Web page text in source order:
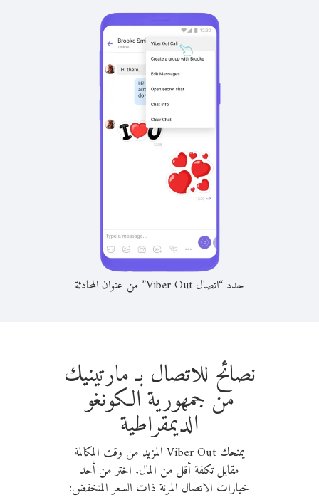
حدد “اتصال Viber Out” من عنوان المحادثة
نصائح للاتصال بـ مارتينيك
من جمهورية الكونغو
الديمقراطية
يمنحك Viber Out المزيد من وقت المكالمة
مقابل تكلفة أقل من المال. اختر من أحد
خيارات الاتصال المرنة ذات السعر المنخفض: